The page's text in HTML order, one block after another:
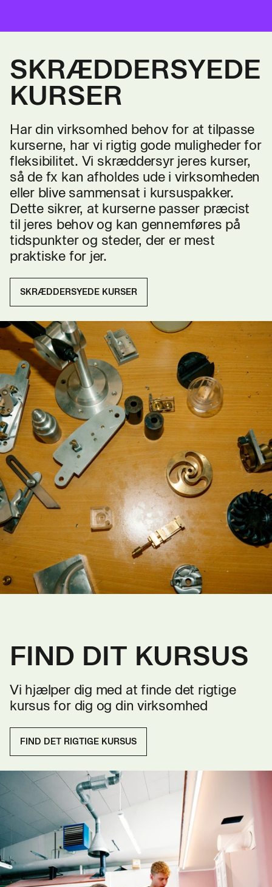
SKRÆDDERSYEDE
KURSER
Har din virksomhed behov for at tilpasse
kurserne, har vi rigtig gode muligheder for
fleksibilitet. Vi skræddersyr jeres kurser,
så de fx kan afholdes ude i virksomheden
eller blive sammensat i kursuspakker.
Dette sikrer, at kurserne passer præcist
til jeres behov og kan gennemføres på
tidspunkter og steder, der er mest
praktiske for jer.
SKRÆDDERSYEDE KURSER
FIND DIT KURSUS
Vi hjælper dig med at finde det rigtige
kursus for dig og din virksomhed
FIND DET RIGTIGE KURSUS